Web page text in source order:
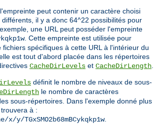
peut contenir un caractère choisi
il y a donc 64^22 possibilités pour
une URL peut posséder l'empreinte
. Cette empreinte est utilisée pour
fichiers spécifiques à cette URL à l'intérieur du
est tout d'abord placée dans les répertoires
CacheDirLevels et CacheDirLength.
définit le nombre de niveaux de sous-
le nombre de caractères
sous-répertoires. Dans l'exemple donné plus
à :
y/TGxSMO2b68mBCykqkp1w.